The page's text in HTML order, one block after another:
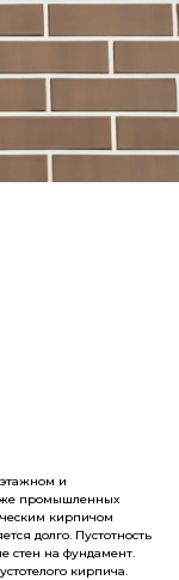
и
промышленных
кирпичом
долго. Пустотность
стен на фундамент.
кирпича.